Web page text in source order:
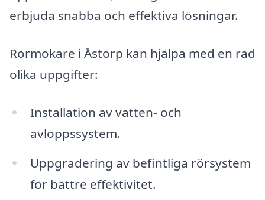
erbjuda snabba och effektiva lösningar.
Rörmokare i Åstorp kan hjälpa med en rad
olika uppgifter:
Installation av vatten- och
avloppssystem.
Uppgradering av befintliga rörsystem
för bättre effektivitet.